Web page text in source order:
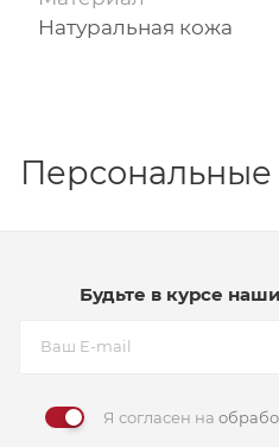
Натуральная кожа
Будьте в курсе
Я согласен на